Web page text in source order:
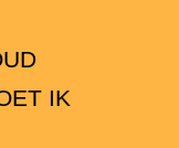
IK